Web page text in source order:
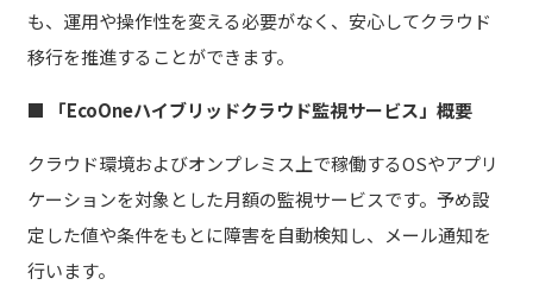
も、運用や操作性を変える必要がなく、安心してクラウド
移行を推進することができます。
■ 「EcoOneハイブリッドクラウド監視サービス」概要
クラウド環境およびオンプレミス上で稼働するOSやアプリ
ケーションを対象とした月額の監視サービスです。予め設
定した値や条件をもとに障害を自動検知し、メール通知を
行います。